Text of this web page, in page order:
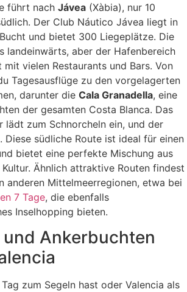
führt nach Jávea (Xàbia), nur 10
Der Club Náutico Jávea liegt in
und bietet 300 Liegeplätze. Die
landeinwärts, aber der Hafenbereich
vielen Restaurants und Bars. Von
Tagesausflüge zu den vorgelagerten
darunter die Cala Granadella, eine
der gesamten Costa Blanca. Das
lädt zum Schnorcheln ein, und der
Diese südliche Route ist ideal für einen
bietet eine perfekte Mischung aus
Kultur. Ähnlich attraktive Routen findest
anderen Mittelmeerregionen, etwa bei
7 Tage, die ebenfalls
Inselhopping bieten.
Ankerbuchten
zum Segeln hast oder Valencia als